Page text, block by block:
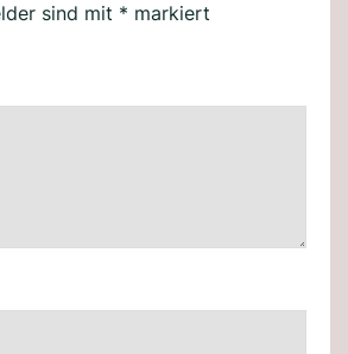
sind mit * markiert